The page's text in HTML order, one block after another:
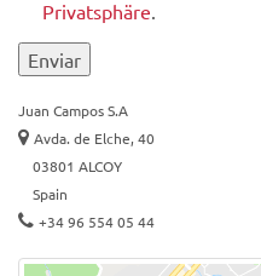
Privatsphäre.
Enviar
Juan Campos S.A
Avda. de Elche, 40
03801 ALCOY
Spain
+34 96 554 05 44